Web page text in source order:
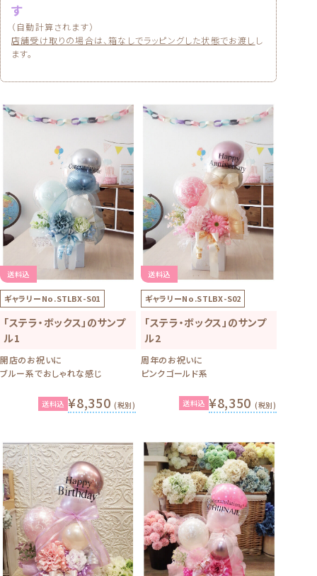
す
（自動計算されます）
店舗受け取りの場合は、箱なしでラッピングした状態でお渡し し
ます。
送料込
ギャラリーNo.STLBX-S01
「ステラ・ボックス」のサンプ
ル1
開店のお祝いに
ブルー系でおしゃれな感じ
送料込 ¥8,350(税別)
送料込
ギャラリーNo.STLBX-S02
「ステラ・ボックス」のサンプ
ル2
周年のお祝いに
ピンクゴールド系
送料込 ¥8,350 (税別)